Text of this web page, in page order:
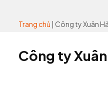
Trang chủ | Công ty Xuân
Công ty